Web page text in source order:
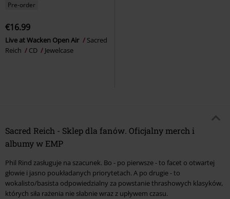
Pre-order
€16.99
Live at Wacken Open Air
Sacred
Reich
CD Jewelcase
Sacred Reich - Sklep dla fanów. Oficjalny merch i
albumy w EMP
Phil Rind zasługuje na szacunek. Bo - po pierwsze - to facet o otwartej
głowie i jasno poukładanych priorytetach. A po drugie - to
wokalisto/basista odpowiedzialny za powstanie thrashowych klasyków,
których siła rażenia nie słabnie wraz z upływem czasu.